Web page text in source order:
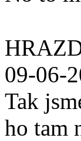
09-06-
Tak
ho tam